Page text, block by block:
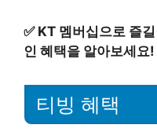
✅ KT 멤버십으로 즐
인 혜택을 알아보세요!
티빙 혜택